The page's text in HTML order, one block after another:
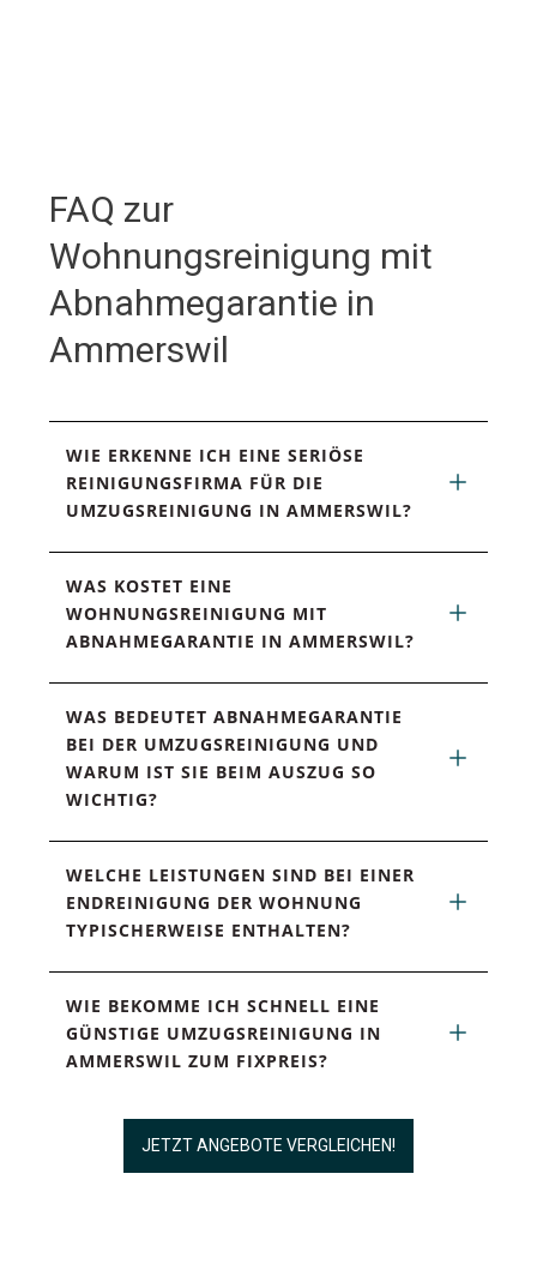
FAQ zur
Wohnungsreinigung mit
Abnahmegarantie in
Ammerswil
WIE ERKENNE ICH EINE SERIÖSE
REINIGUNGSFIRMA FÜR DIE
UMZUGSREINIGUNG IN AMMERSWIL?
WAS KOSTET EINE
WOHNUNGSREINIGUNG MIT
ABNAHMEGARANTIE IN AMMERSWIL?
WAS BEDEUTET ABNAHMEGARANTIE
BEI DER UMZUGSREINIGUNG UND
WARUM IST SIE BEIM AUSZUG SO
WICHTIG?
WELCHE LEISTUNGEN SIND BEI EINER
ENDREINIGUNG DER WOHNUNG
TYPISCHERWEISE ENTHALTEN?
WIE BEKOMME ICH SCHNELL EINE
GÜNSTIGE UMZUGSREINIGUNG IN
AMMERSWIL ZUM FIXPREIS?
JETZT ANGEBOTE VERGLEICHEN!